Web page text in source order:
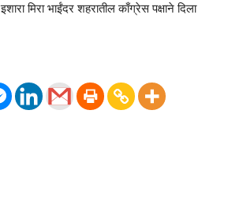
मिरा भाईंदर शहरातील काँग्रेस पक्षाने दिला